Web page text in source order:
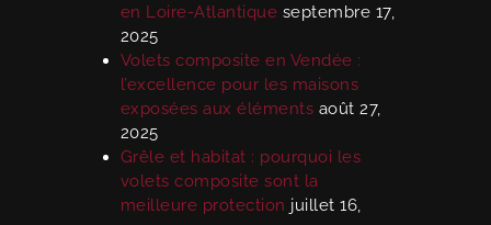
en Loire-Atlantique septembre 17,
2025
Volets composite en Vendée :
l’excellence pour les maisons
exposées aux éléments août 27,
2025
Grêle et habitat : pourquoi les
volets composite sont la
meilleure protection juillet 16,